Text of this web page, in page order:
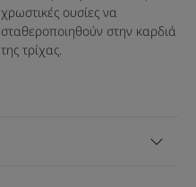
χρωστικές ουσίες να
σταθεροποιηθούν στην καρδιά
της τρίχας.